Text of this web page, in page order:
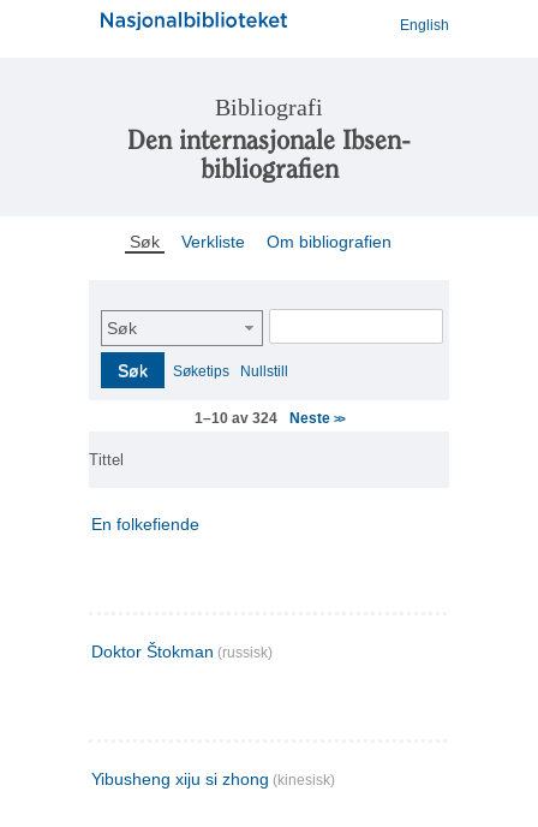
English
Bibliografi
Den internasjonale Ibsen-
bibliografien
Søk Verkliste Om bibliografien
Søk
Søk Søketips Nullstill
1–10 av 324 Neste >>
Tittel
En folkefiende
Doktor Štokman (russisk)
Yibusheng xiju si zhong (kinesisk)